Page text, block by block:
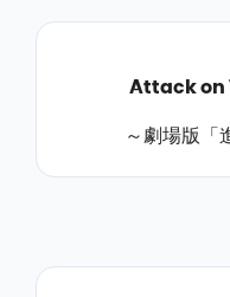
Attack on
劇場版「